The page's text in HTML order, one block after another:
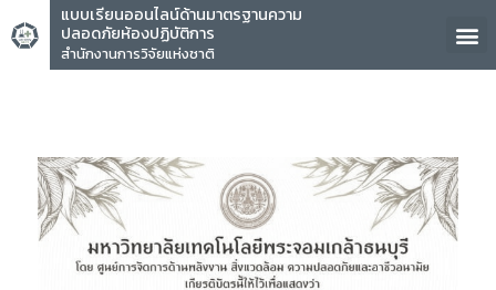
แบบเรียนออนไลน์ด้านมาตรฐานความ
ปลอดภัยห้องปฏิบัติการ
สำนักงานการวิจัยแห่งชาติ